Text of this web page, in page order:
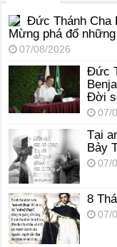
Đức Thánh Cha
Mừng phá đổ
07/08/2026
Đức
Đời
07/
Tại
Bảy
07/
8
07/